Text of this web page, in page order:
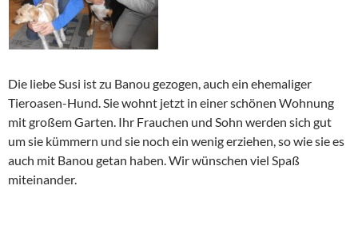
Die liebe Susi ist zu Banou gezogen, auch ein ehemaliger
Tieroasen-Hund. Sie wohnt jetzt in einer schönen Wohnung
mit großem Garten. Ihr Frauchen und Sohn werden sich gut
um sie kümmern und sie noch ein wenig erziehen, so wie sie es
auch mit Banou getan haben. Wir wünschen viel Spaß
miteinander.